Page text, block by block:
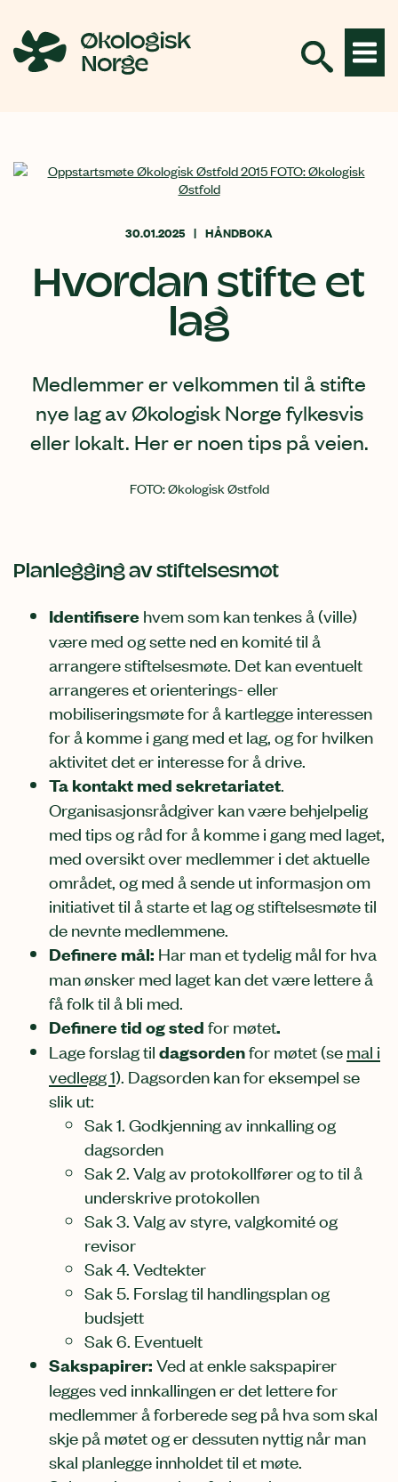
innhold
30.01.2025 HÅNDBOKA
Hvordan stifte et
lag
Medlemmer er velkommen til å stifte
nye lag av Økologisk Norge fylkesvis
eller lokalt. Her er noen tips på veien.
FOTO Økologisk Østfold
Planlegging av stiftelsesmøt
Identifisere hvem som kan tenkes å (ville)
være med og sette ned en komité til å
arrangere stiftelsesmøte. Det kan eventuelt
arrangeres et orienterings- eller
mobiliseringsmøte for å kartlegge interessen
for å komme i gang med et lag, og for hvilken
aktivitet det er interesse for å drive.
Ta kontakt med sekretariatet
Organisasjonsrådgiver kan være behjelpelig
med tips og råd for å komme i gang med laget,
med oversikt over medlemmer i det aktuelle
området, og med å sende ut informasjon om
initiativet til å starte et lag og stiftelsesmøte til
de nevnte medlemmene.
Definere mål: Har man et tydelig mål for hva
man ønsker med laget kan det være lettere å
få folk til å bli med.
Definere tid og sted for møtet.
Lage forslag til dagsordenfor møtet (se mal i
vedlegg 1). Dagsorden kan for eksempel se
slik ut:
Sak 1. Godkjenning av innkalling og
dagsorden
Sak 2. Valg av protokollfører og to til å
underskrive protokollen
Sak 3. Valg av styre, valgkomité og
revisor
Sak 4. Vedtekter
Sak 5. Forslag til handlingsplan og
budsjett
Sak 6. Eventuelt
Sakspapirer: Ved at enkle sakspapirer
legges ved innkallingen er det lettere for
medlemmer å forberede seg på hva som skal
skje på møtet og er dessuten nyttig når man
skal planlegge innholdet til et møte.